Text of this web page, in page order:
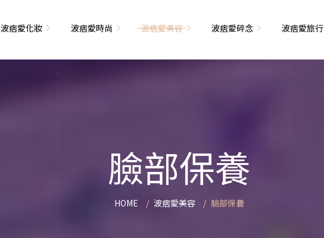
波痞愛化妝 波痞愛時尚
時尚單品大採購
主題穿搭
波痞愛美容
簡易編髮教學
染燙日記
波痞愛碎念
小狗喔唷日記
波痞愛旅行
長灘島自由行
臉部保養
HOME 波痞愛美容 臉部保養